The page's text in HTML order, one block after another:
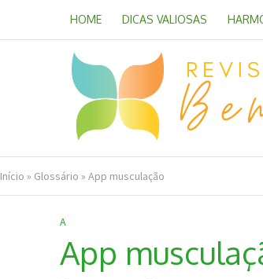
HOME DICAS VALIOSAS
Início » Glossário » App musculação
A
App